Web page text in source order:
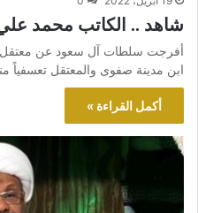
شاهد .. الكاتب محمد علي
أفرجت سلطات آل سعود عن معتقل
ابن مدينة صفوى والمعتقل تعسفياً منذ عام
أكمل القراءة »